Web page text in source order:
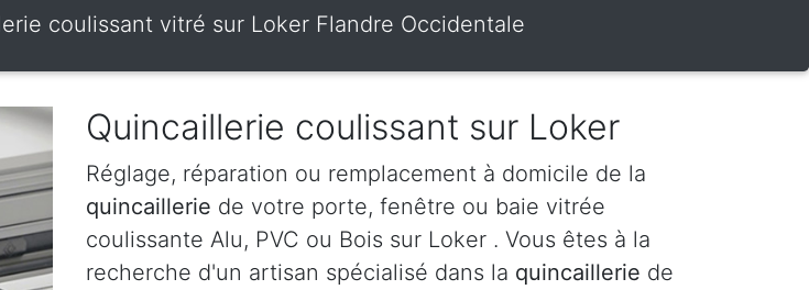
coulissant vitré sur Loker Flandre Occidentale
Quincaillerie coulissant sur Loker
Réglage, réparation ou remplacement à domicile de la
quincaillerie de votre porte, fenêtre ou baie vitrée
coulissante Alu, PVC ou Bois sur Loker . Vous êtes à la
recherche d'un artisan spécialisé dans la quincaillerie de